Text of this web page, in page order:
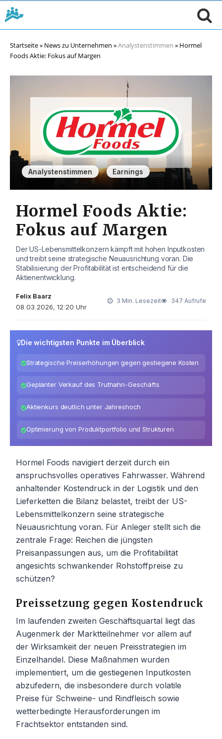
Startseite» News zu Unternehmen »Analystenstimmen » Hormel
Foods Aktie: Fokus auf Margen
Analystenstimmen , Earnings
Hormel Foods Aktie:
Fokus auf Margen
Der US-Lebensmittelkonzern kämpft mit hohen Inputkosten
und treibt seine strategische Neuausrichtung voran. Die
Stabilisierung der Profitabilität ist entscheidend für die
Aktienentwicklung.
Felix Baarz
08.03.2026, 12:20 Uhr
3 Min. Lesezeit 347 Aufrufe
Die wichtigsten Punkte im Überblick
Strategische Preiserhöhungen gegen gestiegene Kosten
Geplanter Verkauf des Truthahn-Geschäfts
Aktienkurs deutlich unter Jahreshoch
Optimierung von Produktportfolio und Strukturen
Hormel Foods navigiert derzeit durch ein
anspruchsvolles operatives Fahrwasser. Während
anhaltender Kostendruck in der Logistik und den
Lieferketten die Bilanz belastet, treibt der US-
Lebensmittelkonzern seine strategische
Neuausrichtung voran. Für Anleger stellt sich die
zentrale Frage: Reichen die jüngsten
Preisanpassungen aus, um die Profitabilität
angesichts schwankender Rohstoffpreise zu
schützen?
Preissetzung gegen Kostendruck
Im laufenden zweiten Geschäftsquartal liegt das
Augenmerk der Marktteilnehmer vor allem auf
der Wirksamkeit der neuen Preisstrategien im
Einzelhandel. Diese Maßnahmen wurden
implementiert, um die gestiegenen Inputkosten
abzufedern, die insbesondere durch volatile
Preise für Schweine- und Rindfleisch sowie
wetterbedingte Herausforderungen im
Frachtsektor entstanden sind.